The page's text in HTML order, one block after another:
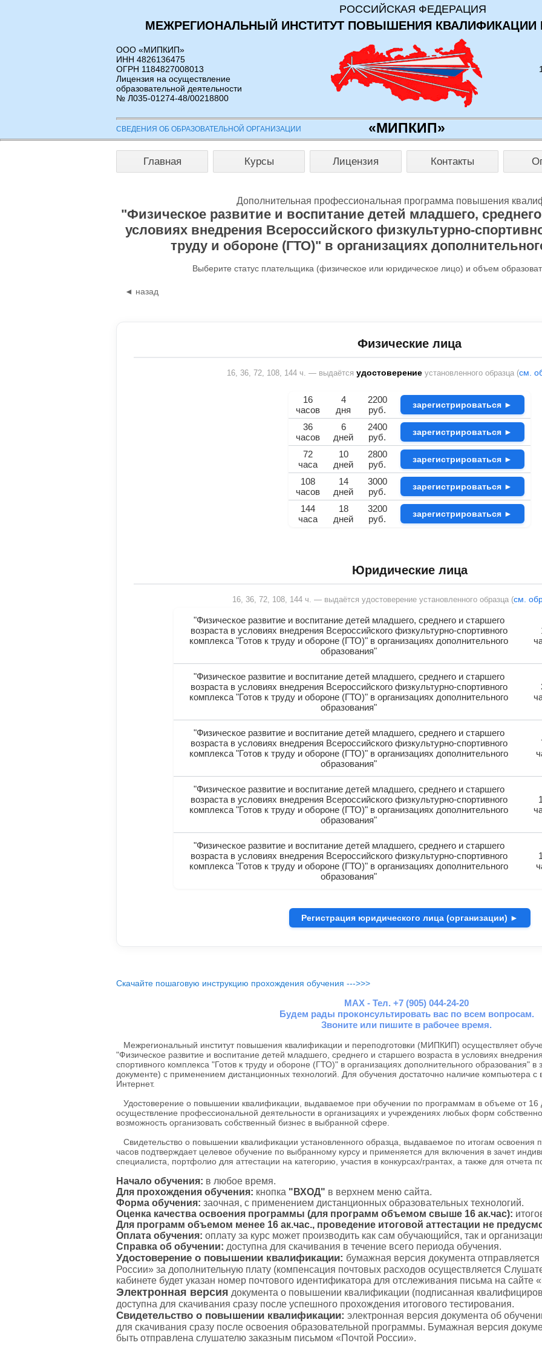
РОССИЙСКАЯ ФЕДЕРАЦИЯ
МЕЖРЕГИОНАЛЬНЫЙ ИНСТИТУТ ПОВЫШЕНИЯ КВАЛИФИКАЦИИ
ООО «МИПКИП»
ИНН 4826136475
ОГРН 1184827008013
Лицензия на осуществление
образовательной деятельности
№ Л035-01274-48/00218800
СВЕДЕНИЯ ОБ ОБРАЗОВАТЕЛЬНОЙ ОРГАНИЗАЦИИ «МИПКИП»
Главная Курсы Лицензия Контакты
Дополнительная профессиональная программа повышения
"Физическое развитие и воспитание детей младшего,
условиях внедрения Всероссийского физкультурно-
труду и обороне (ГТО)" в организациях
Выберите статус плательщика (физическое или юридическое лицо) и объем
◄ назад
Физические лица
16, 36, 72, 108, 144 ч. — выдаётся удостоверение установленного образца (см.
16
часов
4
дня
2200
руб.
зарегистрироваться ►
36
часов
6
дней
2400
руб.
зарегистрироваться ►
72
часа
10
дней
2800
руб.
зарегистрироваться ►
108
часов
14
дней
3000
руб.
зарегистрироваться ►
144
часа
18
дней
3200
руб.
зарегистрироваться ►
Юридические лица
16, 36, 72, 108, 144 ч. — выдаётся удостоверение установленного образца (см.
"Физическое развитие и воспитание детей младшего, среднего и старшего
возраста в условиях внедрения Всероссийского физкультурно-спортивного
комплекса "Готов к труду и обороне (ГТО)" в организациях дополнительного
образования"
"Физическое развитие и воспитание детей младшего, среднего и старшего
возраста в условиях внедрения Всероссийского физкультурно-спортивного
комплекса "Готов к труду и обороне (ГТО)" в организациях дополнительного
образования"
"Физическое развитие и воспитание детей младшего, среднего и старшего
возраста в условиях внедрения Всероссийского физкультурно-спортивного
комплекса "Готов к труду и обороне (ГТО)" в организациях дополнительного
образования"
"Физическое развитие и воспитание детей младшего, среднего и старшего
возраста в условиях внедрения Всероссийского физкультурно-спортивного
комплекса "Готов к труду и обороне (ГТО)" в организациях дополнительного
образования"
"Физическое развитие и воспитание детей младшего, среднего и старшего
возраста в условиях внедрения Всероссийского физкультурно-спортивного
комплекса "Готов к труду и обороне (ГТО)" в организациях дополнительного
образования"
Регистрация юридического лица (организации) ►
Скачайте пошаговую инструкцию прохождения обучения --->>>
MAX - Тел. +7 (905) 044-24-20
Будем рады проконсультировать вас по всем вопросам.
Звоните или пишите в рабочее время.
Межрегиональный институт повышения квалификации и переподготовки (МИПКИП) осуществляет
"Физическое развитие и воспитание детей младшего, среднего и старшего возраста в условиях
спортивного комплекса "Готов к труду и обороне (ГТО)" в организациях дополнительного образования"
документе) с применением дистанционных технологий. Для обучения достаточно наличие компьютера
Интернет.
Удостоверение о повышении квалификации, выдаваемое при обучении по программам в объеме от 16
осуществление профессиональной деятельности в организациях и учреждениях любых форм
возможность организовать собственный бизнес в выбранной сфере.
Свидетельство о повышении квалификации установленного образца, выдаваемое по итогам
часов подтверждает целевое обучение по выбранному курсу и применяется для включения в зачет
специалиста, портфолио для аттестации на категорию, участия в конкурсах/грантах, а также для отчета
Начало обучения: в любое время.
Для прохождения обучения: кнопка "ВХОД" в верхнем меню сайта.
Форма обучения: заочная, с применением дистанционных образовательных технологий.
Оценка качества освоения программы (для программ объемом свыше 16 ак.час):
Для программ объемом менее 16 ак.час., проведение итоговой аттестации не
Оплата обучения: оплату за курс может производить как сам обучающийся, так и
Справка об обучении: доступна для скачивания в течение всего периода обучения.
Удостоверение о повышении квалификации: бумажная версия документа
России» за дополнительную плату (компенсация почтовых расходов осуществляется
кабинете будет указан номер почтового идентификатора для отслеживания письма на сайте
Электронная версия документа о повышении квалификации (подписанная
доступна для скачивания сразу после успешного прохождения итогового тестирования.
Свидетельство о повышении квалификации: электронная версия документа об
для скачивания сразу после освоения образовательной программы. Бумажная версия
быть отправлена слушателю заказным письмом «Почтой России».